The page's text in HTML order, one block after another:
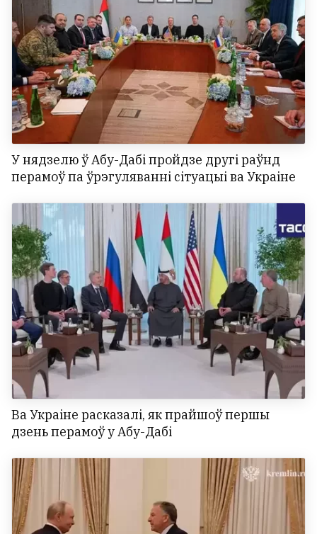
У нядзелю ў Абу-Дабі пройдзе другі раўнд
перамоў па ўрэгуляванні сітуацыі ва Украіне
Ва Украіне расказалі, як прайшоў першы
дзень перамоў у Абу-Дабі